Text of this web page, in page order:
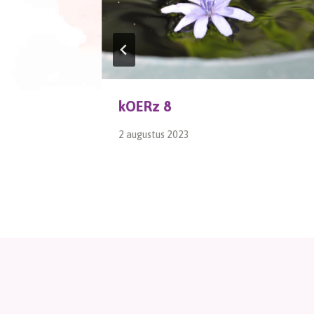
kOERz 8
2 augustus 2023